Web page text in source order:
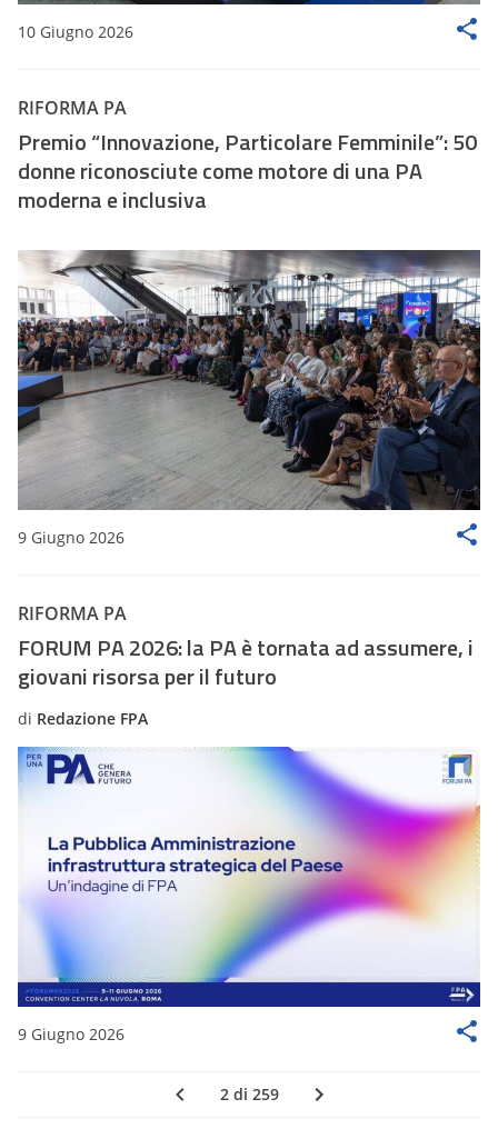
10 Giugno 2026
RIFORMA PA
Premio “Innovazione, Particolare Femminile”: 50
donne riconosciute come motore di una PA
moderna e inclusiva
9 Giugno 2026
RIFORMA PA
FORUM PA 2026: la PA è tornata ad assumere, i
giovani risorsa per il futuro
di Redazione FPA
9 Giugno 2026
2 di 259